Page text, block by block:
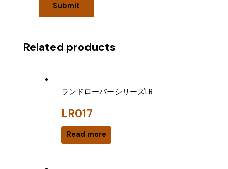
Related products
ランドローバーシリーズLR
LR017
Read more